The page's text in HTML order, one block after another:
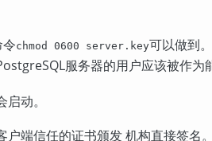
chmod 0600 server.key可以做到
服务器的用户应该被作为
动。
端信任的证书颁发 机构直接签名